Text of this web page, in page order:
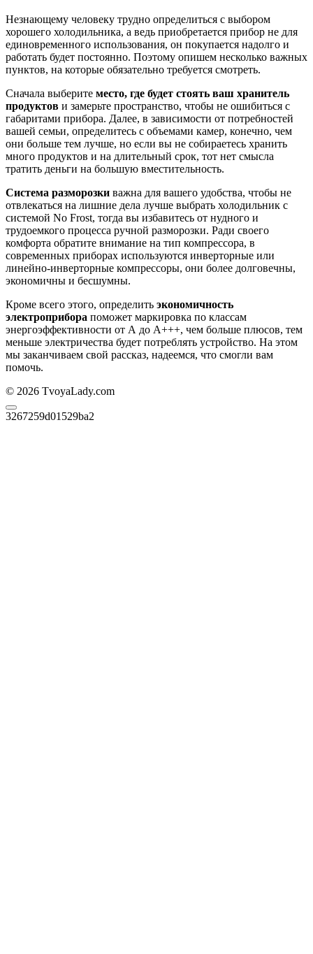
Незнающему человеку трудно определиться с выбором
хорошего холодильника, а ведь приобретается прибор не для
единовременного использования, он покупается надолго и
работать будет постоянно. Поэтому опишем несколько важных
пунктов, на которые обязательно требуется смотреть.
Сначала выберите место, где будет стоять ваш хранитель
продуктов и замерьте пространство, чтобы не ошибиться с
габаритами прибора. Далее, в зависимости от потребностей
вашей семьи, определитесь с объемами камер, конечно, чем
они больше тем лучше, но если вы не собираетесь хранить
много продуктов и на длительный срок, тот нет смысла
тратить деньги на большую вместительность.
Система разморозки важна для вашего удобства, чтобы не
отвлекаться на лишние дела лучше выбрать холодильник с
системой No Frost, тогда вы избавитесь от нудного и
трудоемкого процесса ручной разморозки. Ради своего
комфорта обратите внимание на тип компрессора, в
современных приборах используются инверторные или
линейно-инверторные компрессоры, они более долговечны,
экономичны и бесшумны.
Кроме всего этого, определить экономичность
электроприбора поможет маркировка по классам
энергоэффективности от А до А+++, чем больше плюсов, тем
меньше электричества будет потреблять устройство. На этом
мы заканчиваем свой рассказ, надеемся, что смогли вам
помочь.
© 2026 TvoyaLady.com
3267259d01529ba2